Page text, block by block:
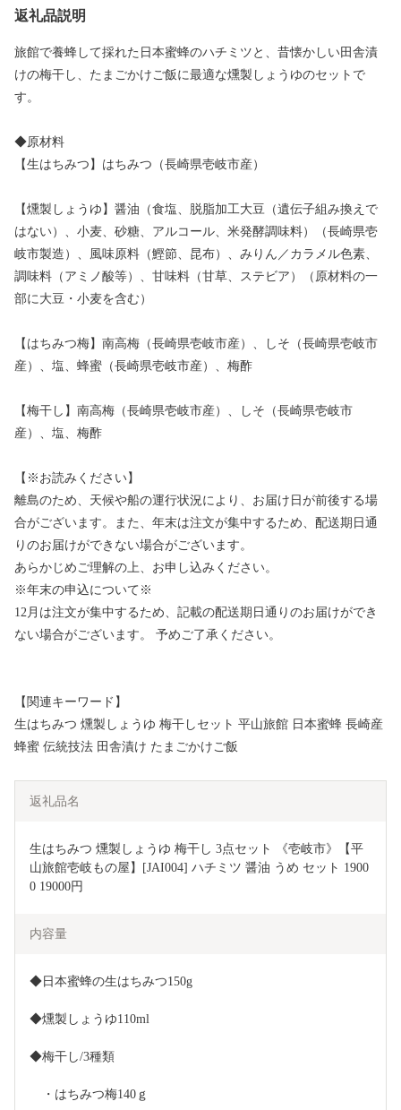
返礼品説明
旅館で養蜂して採れた日本蜜蜂のハチミツと、昔懐かしい田舎漬
けの梅干し、たまごかけご飯に最適な燻製しょうゆのセットで
す。
◆原材料
【生はちみつ】はちみつ（長崎県壱岐市産）
【燻製しょうゆ】醤油（食塩、脱脂加工大豆（遺伝子組み換えで
はない）、小麦、砂糖、アルコール、米発酵調味料）（長崎県壱
岐市製造）、風味原料（鰹節、昆布）、みりん／カラメル色素、
調味料（アミノ酸等）、甘味料（甘草、ステビア）（原材料の一
部に大豆・小麦を含む）
【はちみつ梅】南高梅（長崎県壱岐市産）、しそ（長崎県壱岐市
産）、塩、蜂蜜（長崎県壱岐市産）、梅酢
【梅干し】南高梅（長崎県壱岐市産）、しそ（長崎県壱岐市
産）、塩、梅酢
【※お読みください】
離島のため、天候や船の運行状況により、お届け日が前後する場
合がございます。また、年末は注文が集中するため、配送期日通
りのお届けができない場合がございます。
あらかじめご理解の上、お申し込みください。
※年末の申込について※
12月は注文が集中するため、記載の配送期日通りのお届けができ
ない場合がございます。 予めご了承ください。
【関連キーワード】
生はちみつ 燻製しょうゆ 梅干しセット 平山旅館 日本蜜蜂 長崎産
蜂蜜 伝統技法 田舎漬け たまごかけご飯
返礼品名
生はちみつ 燻製しょうゆ 梅干し 3点セット 《壱岐市》【平
山旅館壱岐もの屋】[JAI004] ハチミツ 醤油 うめ セット 1900
0 19000円
内容量
◆日本蜜蜂の生はちみつ150g
◆燻製しょうゆ110ml
◆梅干し/3種類
・はちみつ梅140ｇ